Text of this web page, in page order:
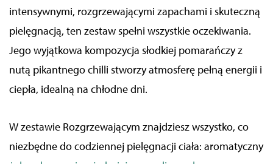
intensywnymi, rozgrzewającymi zapachami i skuteczną
pielęgnacją, ten zestaw spełni wszystkie oczekiwania.
Jego wyjątkowa kompozycja słodkiej pomarańczy z
nutą pikantnego chilli stworzy atmosferę pełną energii i
ciepła, idealną na chłodne dni.
W zestawie Rozgrzewającym znajdziesz wszystko, co
niezbędne do codziennej pielęgnacji ciała: aromatyczny